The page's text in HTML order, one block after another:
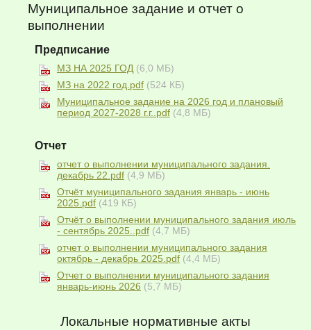
Муниципальное задание и отчет о
выполнении
Предписание
МЗ НА 2025 ГОД (6,0 МБ)
МЗ на 2022 год.pdf (524 КБ)
Муниципальное задание на 2026 год и плановый
период 2027-2028 г.г..pdf (4,8 МБ)
Отчет
отчет о выполнении муниципального задания.
декабрь 22.pdf (4,9 МБ)
Отчёт муниципального задания январь - июнь
2025.pdf (419 КБ)
Отчёт о выполнении муниципального задания июль
- сентябрь 2025..pdf (4,7 МБ)
отчет о выполнении муниципального задания
октябрь - декабрь 2025.pdf (4,4 МБ)
Отчет о выполнении муниципального задания
январь-июнь 2026 (5,7 МБ)
Локальные нормативные акты